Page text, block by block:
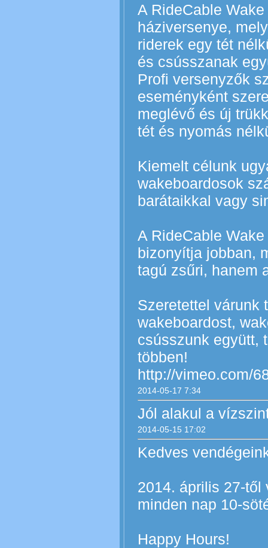
2014-05-17 7:34
A RideCable
háziversenye,
riderek egy tét
és csússzanak
Profi versenyzők
eseményként
meglévő és új
tét és nyomás
Kiemelt célunk
wakeboardosok
barátaikkal vagy
A RideCable
bizonyítja jobban,
tagú zsűri, hanem
Szeretettel várunk
wakeboardost,
csússzunk együtt,
többen!
http://vimeo.com/
2014-05-15 17:02
Jól alakul a
Kedves
2014. április 27-től
minden nap 10-
Happy Hours!